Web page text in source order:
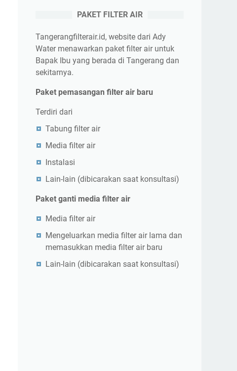
PAKET FILTER AIR
Tangerangfilterair.id, website dari Ady
Water menawarkan paket filter air untuk
Bapak Ibu yang berada di Tangerang dan
sekitarnya.
Paket pemasangan filter air baru
Terdiri dari
Tabung filter air
Media filter air
Instalasi
Lain-lain (dibicarakan saat konsultasi)
Paket ganti media filter air
Media filter air
Mengeluarkan media filter air lama dan
memasukkan media filter air baru
Lain-lain (dibicarakan saat konsultasi)